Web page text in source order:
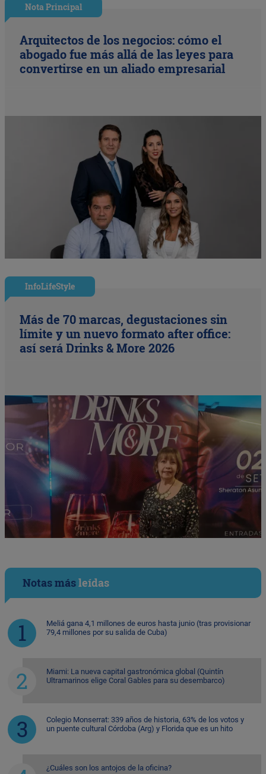
Nota Principal
Arquitectos de los negocios: cómo el
abogado fue más allá de las leyes para
convertirse en un aliado empresarial
InfoLifeStyle
Más de 70 marcas, degustaciones sin
límite y un nuevo formato after office:
así será Drinks & More 2026
Notas másleídas
Meliá gana 4,1 millones de euros hasta junio (tras provisionar
79,4 millones por su salida de Cuba)
Miami: La nueva capital gastronómica global (Quintín
Ultramarinos elige Coral Gables para su desembarco)
Colegio Monserrat: 339 años de historia, 63% de los votos y
un puente cultural Córdoba (Arg) y Florida que es un hito
¿Cuáles son los antojos de la oficina?